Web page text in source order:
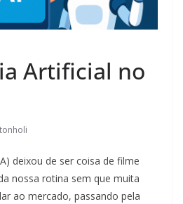
Artificial no
deixou de ser coisa de filme
nossa rotina sem que muita
ao mercado, passando pela